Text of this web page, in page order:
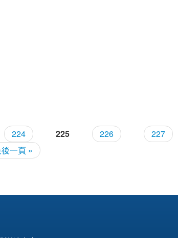
224 225 226 227
一頁 »